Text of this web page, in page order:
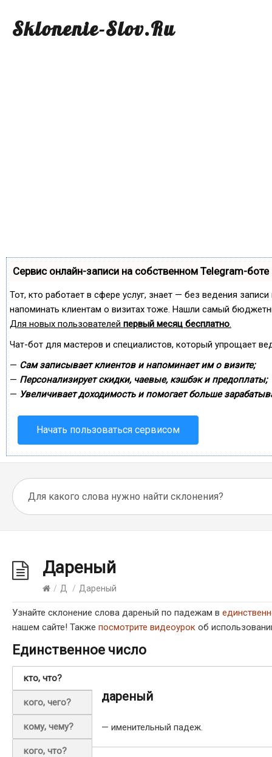
Sklonenie-Slov.Ru
Сервис онлайн-записи на собственном Telegram-боте
Тот, кто работает в сфере услуг, знает — без ведения
напоминать клиентам о визитах тоже. Нашли самый
Для новых пользователей первый месяц бесплатно.
Чат-бот для мастеров и специалистов, который упрощает
— Сам записывает клиентов и напоминает им о визите;
— Персонализирует скидки, чаевые, кэшбэк и предоплаты;
— Увеличивает доходимость и помогает больше
Начать пользоваться сервисом
Дареный
/ Д / Дареный
Узнайте склонение слова дареный по падежам в
нашем сайте! Также посмотрите видеоурок об
Единственное число
кто, что?
кого, чего?
кому, чему?
кого, что?
дареный
— именительный падеж.